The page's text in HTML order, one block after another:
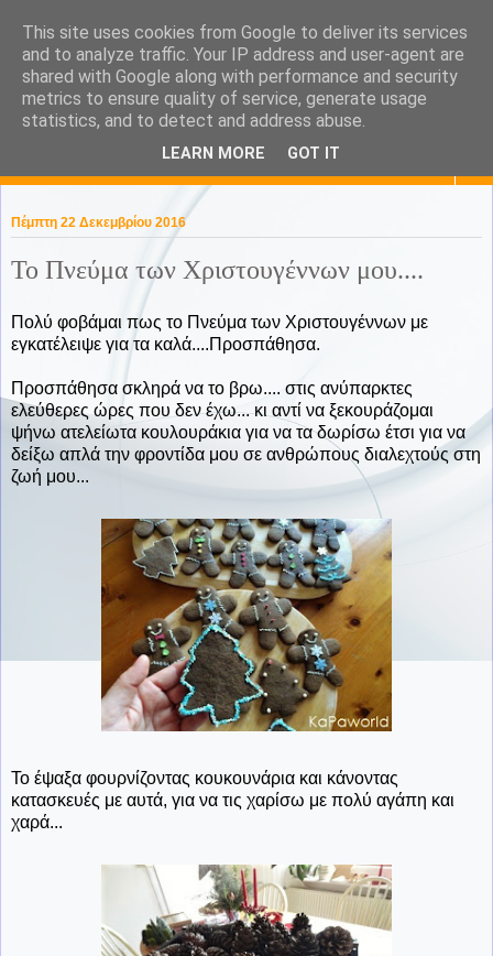
KaPa. Me without you...tea
without a biscuit!
Πέμπτη 22 Δεκεμβρίου 2016
Το Πνεύμα των Χριστουγέννων μου....
Πολύ φοβάμαι πως το Πνεύμα των Χριστουγέννων με
εγκατέλειψε για τα καλά....Προσπάθησα.
Προσπάθησα σκληρά να το βρω.... στις ανύπαρκτες
ελεύθερες ώρες που δεν έχω... κι αντί να ξεκουράζομαι
ψήνω ατελείωτα κουλουράκια για να τα δωρίσω έτσι για να
δείξω απλά την φροντίδα μου σε ανθρώπους διαλεχτούς στη
ζωή μου...
Το έψαξα φουρνίζοντας κουκουνάρια και κάνοντας
κατασκευές με αυτά, για να τις χαρίσω με πολύ αγάπη και
χαρά...
This site uses cookies from Google to deliver its services
and to analyze traffic. Your IP address and user-agent are
shared with Google along with performance and security
metrics to ensure quality of service, generate usage
statistics, and to detect and address abuse.
LEARN MORE GOT IT